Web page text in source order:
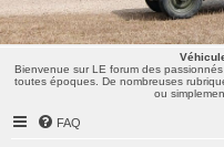
Bienvenue sur LE forum des
toutes époques. De nombreuses
ou
FAQ